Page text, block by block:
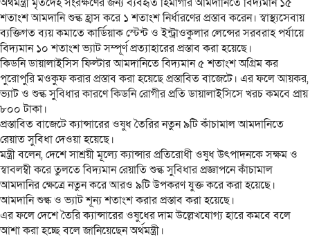
শতাংশ আমদানি শুল্ক হ্রাস করে ১ শতাংশ নির্ধারণের প্রস্তাব করেন। স্বাস্থ্যসেবায়
ব্যক্তিগত ব্যয় কমাতে কার্ডিয়াক স্টেন্ট ও ইন্ট্রাওকুলার লেন্সের সরবরাহ পর্যায়ে
বিদ্যমান ১০ শতাংশ ভ্যাট সম্পূর্ণ প্রত্যাহারের প্রস্তাব করা হয়েছে।
কিডনি ডায়ালাইসিস ফিল্টার আমদানিতে বিদ্যমান ৫ শতাংশ অগ্রিম কর
পুরোপুরি মওকুফ করার প্রস্তাব করা হয়েছে প্রস্তাবিত বাজেটে। এর ফলে আয়কর,
ভ্যাট ও শুল্ক সুবিধার কারণে কিডনি রোগীর প্রতি ডায়ালাইসিসে খরচ কমবে প্রায়
৮০০ টাকা।
প্রস্তাবিত বাজেটে ক্যান্সারের ওষুধ তৈরির নতুন ৯টি কাঁচামাল আমদানিতে
রেয়াত সুবিধা দেওয়া হয়েছে।
মন্ত্রী বলেন, দেশে সাশ্রয়ী মূল্যে ক্যান্সার প্রতিরোধী ওষুধ উৎপাদনকে সক্ষম ও
স্বাবলম্বী করে তুলতে বিদ্যমান রেয়াতি শুল্ক সুবিধার প্রজ্ঞাপনে কাঁচামাল
আমদানির ক্ষেত্রে নতুন করে আরও ৯টি উপকরণ যুক্ত করে করা হয়েছে।
আমদানি শুল্ক ও ভ্যাট শূন্য শতাংশ করার প্রস্তাব করা হয়েছে।
এর ফলে দেশে তৈরি ক্যান্সারের ওষুধের দাম উল্লেখযোগ্য হারে কমবে বলে
আশা করা হচ্ছে বলে জানিয়েছেন অর্থমন্ত্রী।